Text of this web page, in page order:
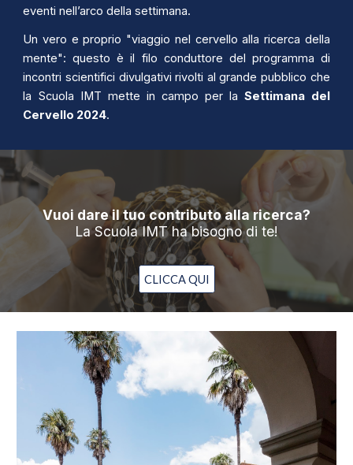
eventi nell’arco della settimana.
Un vero e proprio "viaggio nel cervello alla ricerca della
mente": questo è il filo conduttore del programma di
incontri scientifici divulgativi rivolti al grande pubblico che
la Scuola IMT mette in campo per laSettimana del
Cervello 2024.
Vuoi dare il tuo contributo alla ricerca?
La Scuola IMT ha bisogno di te!
CLICCA QUI